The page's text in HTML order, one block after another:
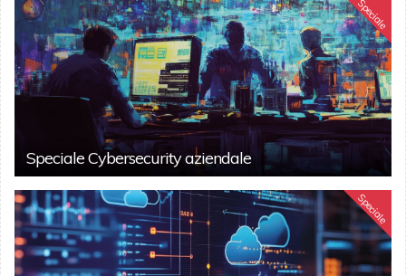
Speciale
Speciale Cybersecurity aziendale
Speciale